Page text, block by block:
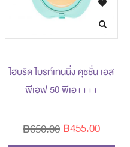
ไฮบริด ไบรท์เทนนิ่ง คุชชั่น เอส
พีเอฟ 50 พีเอ++++
฿455.00
฿650.00